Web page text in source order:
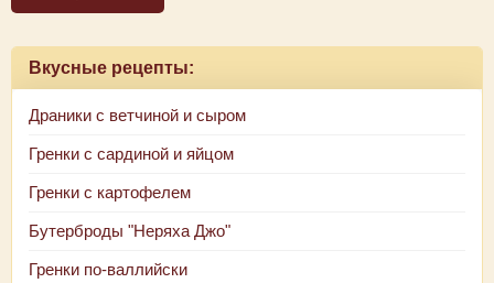
Вкусные рецепты:
Драники с ветчиной и сыром
Гренки с сардиной и яйцом
Гренки с картофелем
Бутерброды "Неряха Джо"
Гренки по-валлийски